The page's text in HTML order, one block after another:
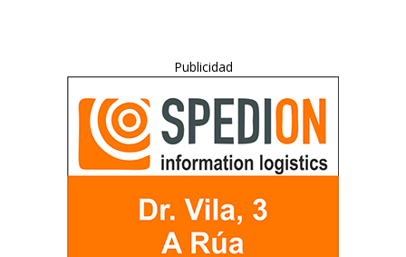
Publicidad